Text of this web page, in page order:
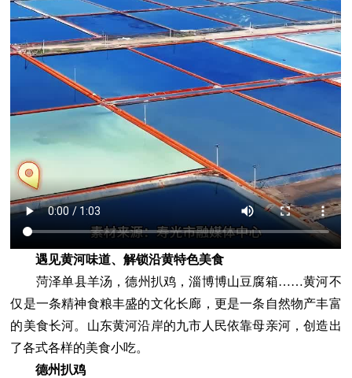
遇见黄河味道、解锁沿黄特色美食
菏泽单县羊汤，德州扒鸡，淄博博山豆腐箱……黄河不
仅是一条精神食粮丰盛的文化长廊，更是一条自然物产丰富
的美食长河。山东黄河沿岸的九市人民依靠母亲河，创造出
了各式各样的美食小吃。
德州扒鸡